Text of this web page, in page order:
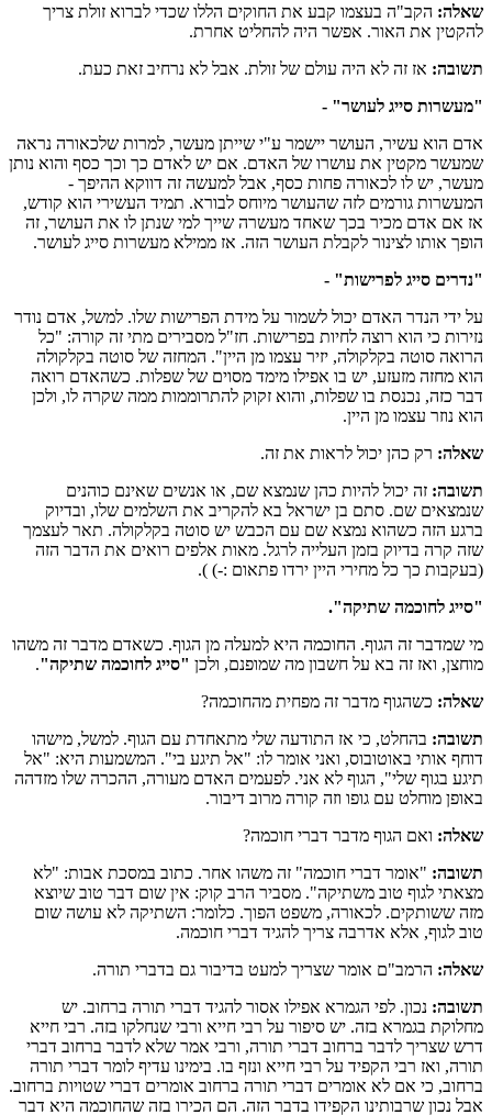
שאלה: הקב"ה בעצמו קבע את החוקים הללו שכדי לברוא זולת צריך
להקטין את האור. אפשר היה להחליט אחרת.
תשובה: אז זה לא היה עולם של זולת. אבל לא נרחיב זאת כעת.
"מעשרות סייג לעושר" -
אדם הוא עשיר, העושר יישמר ע"י שייתן מעשר, למרות שלכאורה נראה
שמעשר מקטין את עושרו של האדם. אם יש לאדם כך וכך כסף והוא נותן
מעשר, יש לו לכאורה פחות כסף, אבל למעשה זה דווקא ההיפך -
המעשרות גורמים לזה שהעושר מיוחס לבורא. תמיד העשירי הוא קודש,
אז אם אדם מכיר בכך שאחד מעשרה שייך למי שנתן לו את העושר, זה
הופך אותו לצינור לקבלת העושר הזה. אז ממילא מעשרות סייג לעושר.
"נדרים סייג לפרישות" -
על ידי הנדר האדם יכול לשמור על מידת הפרישות שלו. למשל, אדם נודר
נזירות כי הוא רוצה לחיות בפרישות. חז"ל מסבירים מתי זה קורה: "כל
הרואה סוטה בקלקולה, יזיר עצמו מן היין". המחזה של סוטה בקלקולה
הוא מחזה מזעזע, יש בו אפילו מימד מסוים של שפלות. כשהאדם רואה
דבר כזה, נכנסת בו שפלות, והוא זקוק להתרוממות ממה שקרה לו, ולכן
הוא נוזר עצמו מן היין.
שאלה: רק כהן יכול לראות את זה.
תשובה: זה יכול להיות כהן שנמצא שם, או אנשים שאינם כוהנים
שנמצאים שם. סתם בן ישראל בא להקריב את השלמים שלו, ובדיוק
ברגע הזה כשהוא נמצא שם עם הכבש יש סוטה בקלקולה. תאר לעצמך
שזה קרה בדיוק בזמן העלייה לרגל. מאות אלפים רואים את הדבר הזה
(בעקבות כך כל מחירי היין ירדו פתאום :-) ).
"סייג לחוכמה שתיקה".
מי שמדבר זה הגוף. החוכמה היא למעלה מן הגוף. כשאדם מדבר זה משהו
מוחצן, ואז זה בא על חשבון מה שמופנם, ולכן "סייג לחוכמה שתיקה".
שאלה: כשהגוף מדבר זה מפחית מהחוכמה?
תשובה: בהחלט, כי אז התודעה שלי מתאחדת עם הגוף. למשל, מישהו
דוחף אותי באוטובוס, ואני אומר לו: "אל תיגע בי". המשמעות היא: "אל
תיגע בגוף שלי", הגוף לא אני. לפעמים האדם מעורה, ההכרה שלו מזדהה
באופן מוחלט עם גופו וזה קורה מרוב דיבור.
שאלה: ואם הגוף מדבר דברי חוכמה?
תשובה: "אומר דברי חוכמה" זה משהו אחר. כתוב במסכת אבות: "לא
מצאתי לגוף טוב משתיקה". מסביר הרב קוק: אין שום דבר טוב שיוצא
מזה ששותקים. לכאורה, משפט הפוך. כלומר: השתיקה לא עושה שום
טוב לגוף, אלא אדרבה צריך להגיד דברי חוכמה.
שאלה: הרמב"ם אומר שצריך למעט בדיבור גם בדברי תורה.
תשובה: נכון. לפי הגמרא אפילו אסור להגיד דברי תורה ברחוב. יש
מחלוקת בגמרא בזה. יש סיפור על רבי חייא ורבי שנחלקו בזה. רבי חייא
דרש שצריך לדבר ברחוב דברי תורה, ורבי אמר שלא לדבר ברחוב דברי
תורה, ואז רבי הקפיד על רבי חייא ונזף בו. בימינו עדיף לומר דברי תורה
ברחוב, כי אם לא אומרים דברי תורה ברחוב אומרים דברי שטויות ברחוב.
אבל נכון שרבותינו הקפידו בדבר הזה. הם הכירו בזה שהחוכמה היא דבר